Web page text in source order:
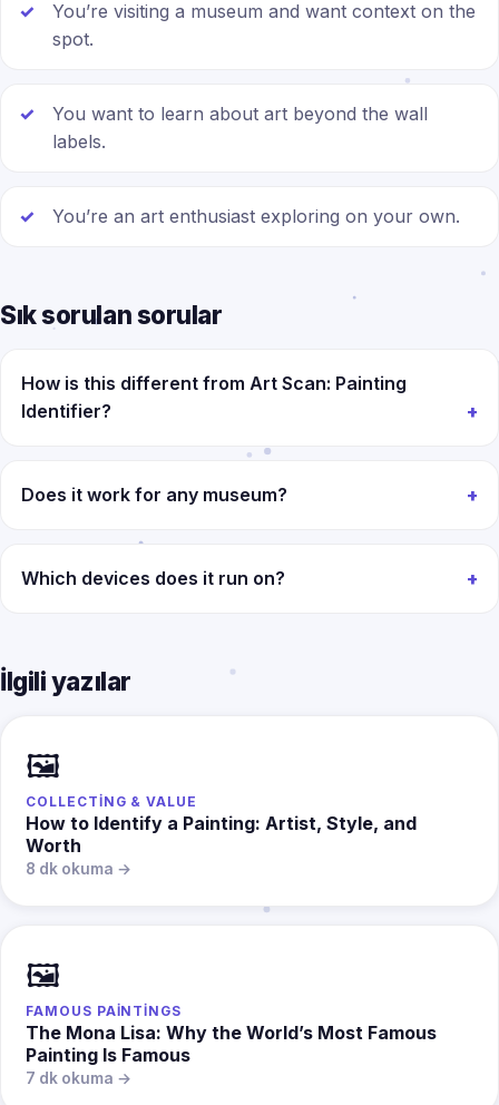
You’re visiting a museum and want context on the
spot.
You want to learn about art beyond the wall
labels.
You’re an art enthusiast exploring on your own.
Sık sorulan sorular
How is this different from Art Scan: Painting
Identifier?
Does it work for any museum?
Which devices does it run on?
İlgili yazılar
🖼️
COLLECTING & VALUE
How to Identify a Painting: Artist, Style, and
Worth
8 dk okuma →
🖼️
FAMOUS PAINTINGS
The Mona Lisa: Why the World’s Most Famous
Painting Is Famous
7 dk okuma →